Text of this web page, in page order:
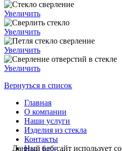
Увеличить
Увеличить
Увеличить
Увеличить
Вернуться в список
Главная
О компании
Наши услуги
Изделия из стекла
Контакты
Наш блог
Данный веб-сайт использует